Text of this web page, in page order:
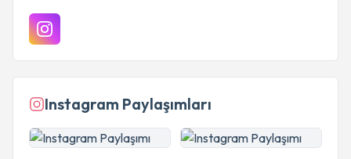
Instagram Paylaşımları